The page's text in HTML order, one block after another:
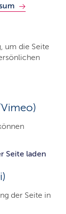
um die Seite
Seite laden
der Seite in
– und der
Sie dabei!